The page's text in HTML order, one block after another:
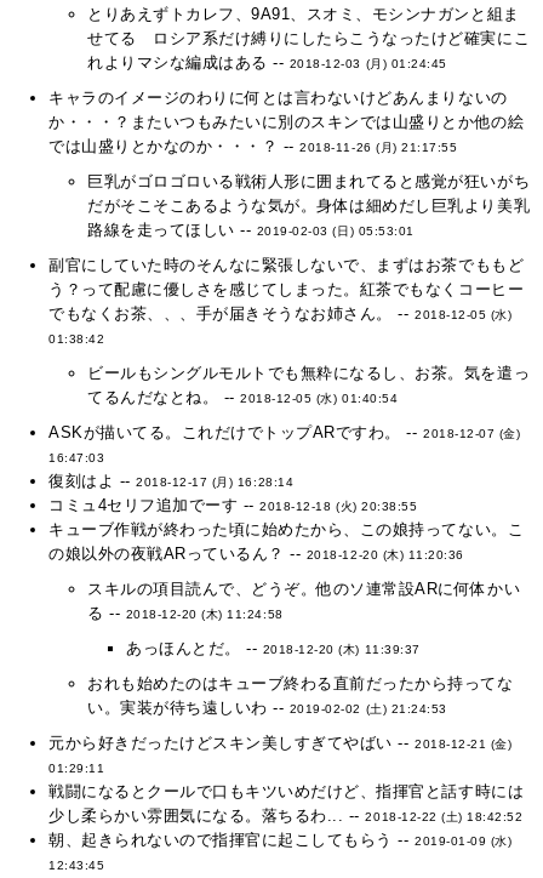
とりあえずトカレフ、9A91、スオミ、モシンナガンと組ま
せてる ロシア系だけ縛りにしたらこうなったけど確実にこ
れよりマシな編成はある -- 2018-12-03 (月) 01:24:45
キャラのイメージのわりに何とは言わないけどあんまりないの
か・・・？またいつもみたいに別のスキンでは山盛りとか他の絵
では山盛りとかなのか・・・？ --2018-11-26 (月) 21:17:55
巨乳がゴロゴロいる戦術人形に囲まれてると感覚が狂いがち
だがそこそこあるような気が。身体は細めだし巨乳より美乳
路線を走ってほしい -- 2019-02-03 (日) 05:53:01
副官にしていた時のそんなに緊張しないで、まずはお茶でももど
う？って配慮に優しさを感じてしまった。紅茶でもなくコーヒー
でもなくお茶、、、手が届きそうなお姉さん。 --2018-12-05 (水)
01:38:42
ビールもシングルモルトでも無粋になるし、お茶。気を遣っ
てるんだなとね。 --2018-12-05 (水) 01:40:54
ASKが描いてる。これだけでトップARですわ。 --2018-12-07 (金)
16:47:03
復刻はよ --2018-12-17 (月) 16:28:14
コミュ4セリフ追加でーす --2018-12-18 (火) 20:38:55
キューブ作戦が終わった頃に始めたから、この娘持ってない。こ
の娘以外の夜戦ARっているん？ -- 2018-12-20 (木) 11:20:36
スキルの項目読んで、どうぞ。他のソ連常設ARに何体かい
る -- 2018-12-20 (木) 11:24:58
あっほんとだ。 -- 2018-12-20 (木) 11:39:37
おれも始めたのはキューブ終わる直前だったから持ってな
い。実装が待ち遠しいわ -- 2019-02-02 (土) 21:24:53
元から好きだったけどスキン美しすぎてやばい -- 2018-12-21 (金)
01:29:11
戦闘になるとクールで口もキツいめだけど、指揮官と話す時には
少し柔らかい雰囲気になる。落ちるわ... --2018-12-22 (土) 18:42:52
朝、起きられないので指揮官に起こしてもらう -- 2019-01-09 (水)
12:43:45